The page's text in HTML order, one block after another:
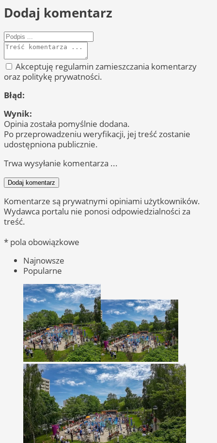
Dodaj komentarz
Akceptuję regulamin zamieszczania komentarzy
oraz politykę prywatności.
Błąd:
Wynik:
Opinia została pomyślnie dodana.
Po przeprowadzeniu weryfikacji, jej treść zostanie
udostępniona publicznie.
Trwa wysyłanie komentarza ...
Dodaj komentarz
Komentarze są prywatnymi opiniami użytkowników.
Wydawca portalu nie ponosi odpowiedzialności za
treść.
* pola obowiązkowe
Najnowsze
Popularne